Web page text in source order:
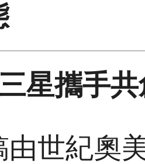
星攜手
由世紀奧